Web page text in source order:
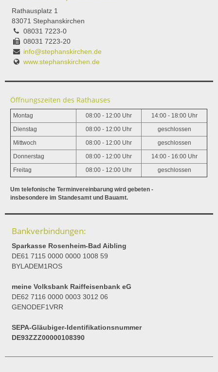
Rathausplatz 1
83071 Stephanskirchen
08031 7223-0
08031 7223-20
info@stephanskirchen.de
www.stephanskirchen.de
Öffnungszeiten des Rathauses
Montag 08:00 - 12:00 Uhr 14:00 - 18:00 Uhr
Dienstag 08:00 - 12:00 Uhr geschlossen
Mittwoch 08:00 - 12:00 Uhr geschlossen
Donnerstag 08:00 - 12:00 Uhr 14:00 - 16:00 Uhr
Freitag 08:00 - 12:00 Uhr geschlossen
Um telefonische Terminvereinbarung wird gebeten -
insbesondere im Standesamt und Bauamt.
Bankverbindungen:
Sparkasse Rosenheim-Bad Aibling
DE61 7115 0000 0000 1008 59
BYLADEM1ROS
meine Volksbank Raiffeisenbank eG
DE62 7116 0000 0003 3012 06
GENODEF1VRR
SEPA-Gläubiger-Identifikationsnummer
DE93ZZZ00000108390